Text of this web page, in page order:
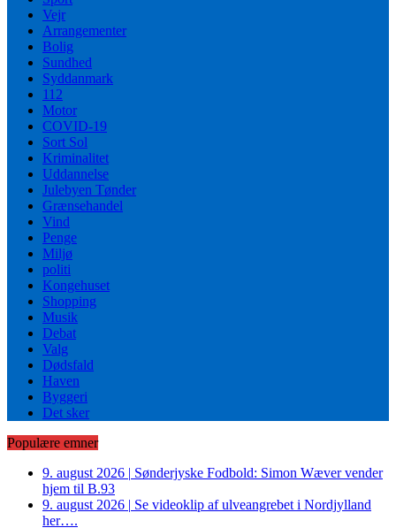
Vejr
Arrangementer
Bolig
Sundhed
Syddanmark
112
Motor
COVID-19
Sort Sol
Kriminalitet
Uddannelse
Julebyen Tønder
Grænsehandel
Vind
Penge
Miljø
politi
Kongehuset
Shopping
Musik
Debat
Valg
Dødsfald
Haven
Byggeri
Det sker
Populære emner
9. august 2026 | Sønderjyske Fodbold: Simon Wæver vender
hjem til B.93
9. august 2026 | Se videoklip af ulveangrebet i Nordjylland
her….